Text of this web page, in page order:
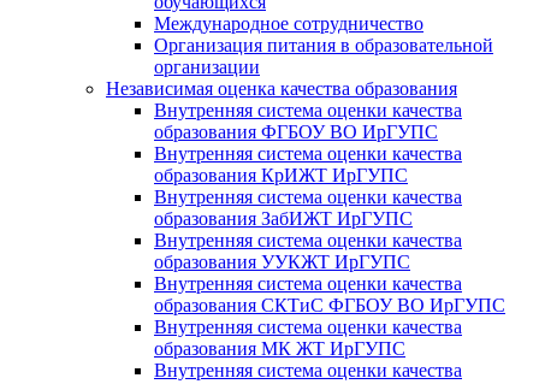
Международное сотрудничество
Организация питания в образовательной
организации
Независимая оценка качества образования
Внутренняя система оценки качества
образования ФГБОУ ВО ИрГУПС
Внутренняя система оценки качества
образования КрИЖТ ИрГУПС
Внутренняя система оценки качества
образования ЗабИЖТ ИрГУПС
Внутренняя система оценки качества
образования УУКЖТ ИрГУПС
Внутренняя система оценки качества
образования СКТиС ФГБОУ ВО ИрГУПС
Внутренняя система оценки качества
образования МК ЖТ ИрГУПС
Внутренняя система оценки качества